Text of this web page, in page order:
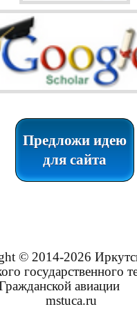
Предложи идею
для сайта
© 2014-2026
государственного
авиации
mstuca.ru